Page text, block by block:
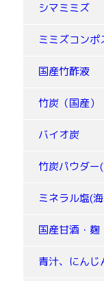
シマミミズ
ミミズコンポ
国産竹酢液
竹炭（国産）
バイオ炭
竹炭パウダ
ミネラル塩(
国産甘酒・麹
青汁、にんじ